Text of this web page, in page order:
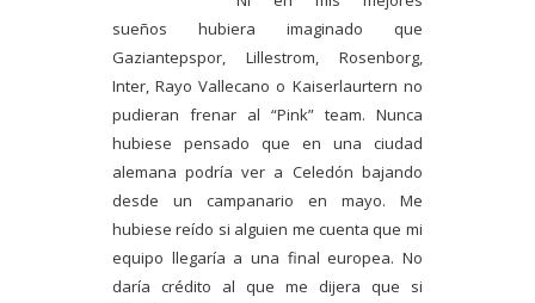
sueños hubiera imaginado que
Gaziantepspor, Lillestrom, Rosenborg,
Inter, Rayo Vallecano o Kaiserlaurtern no
pudieran frenar al “Pink” team. Nunca
hubiese pensado que en una ciudad
alemana podría ver a Celedón bajando
desde un campanario en mayo. Me
hubiese reído si alguien me cuenta que mi
equipo llegaría a una final europea. No
daría crédito al que me dijera que si